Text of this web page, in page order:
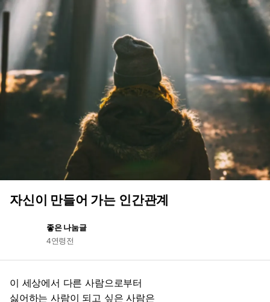
자신이 만들어 가는 인간관계
좋은 나눔글
4연령전
이 세상에서 다른 사람으로부터
싫어하는 사람이 되고 싶은 사람은